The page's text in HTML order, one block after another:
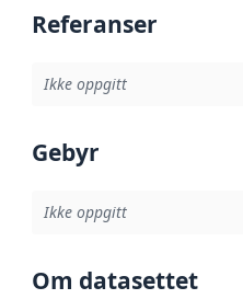
Referanser
Ikke oppgitt
Gebyr
Ikke oppgitt
Om datasettet